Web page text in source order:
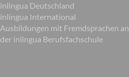
inlingua Deutschland
inlingua International
Ausbildungen mit Fremdsprachen an
der inlingua Berufsfachschule